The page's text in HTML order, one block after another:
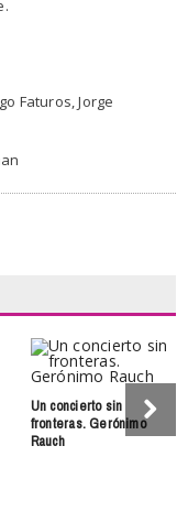
Faturos, Jorge
Un concierto sin
fronteras. Gerónimo
Rauch